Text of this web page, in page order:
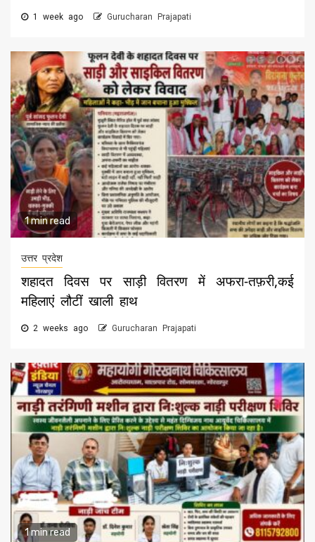
1 week ago Gurucharan Prajapati
1 min read
उत्तर प्रदेश
शहादत दिवस पर साड़ी वितरण में अफरा-तफ़री,कई
महिलाएं लौटीं खाली हाथ
2 weeks ago Gurucharan Prajapati
1 min read